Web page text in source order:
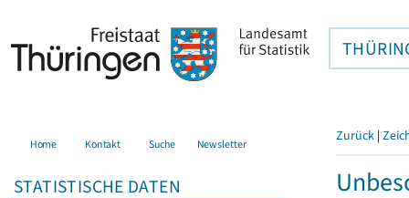
Home Kontakt Suche Newsletter
STATISTISCHE DATEN
Zurück |